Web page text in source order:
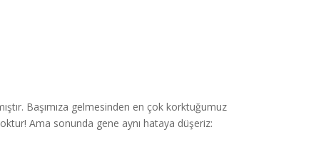
Başımıza gelmesinden en çok korktuğumuz
Ama sonunda gene aynı hataya düşeriz: